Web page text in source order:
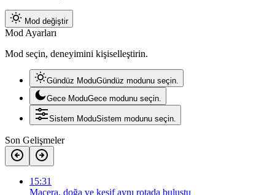
Mod değiştir
Mod Ayarları
Mod seçin, deneyimini kişiselleştirin.
Gündüz ModuGündüz modunu seçin.
Gece ModuGece modunu seçin.
Sistem ModuSistem modunu seçin.
Son Gelişmeler
15:31
Macera, doğa ve keşif aynı rotada buluştu